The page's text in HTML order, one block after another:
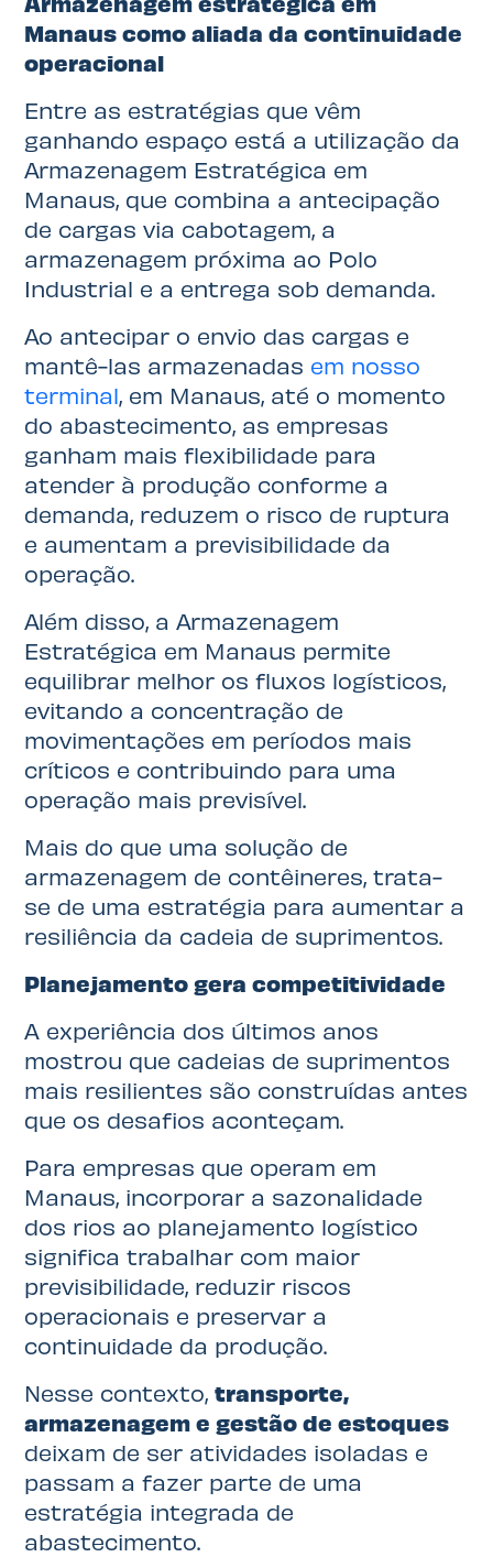
Manaus como aliada da continuidade
operacional
Entre as estratégias que vêm
ganhando espaço está a utilização da
Armazenagem Estratégica em
Manaus, que combina a antecipação
de cargas via cabotagem, a
armazenagem próxima ao Polo
Industrial e a entrega sob demanda.
Ao antecipar o envio das cargas e
mantê-las armazenadas em nosso
terminal, em Manaus, até o momento
do abastecimento, as empresas
ganham mais flexibilidade para
atender à produção conforme a
demanda, reduzem o risco de ruptura
e aumentam a previsibilidade da
operação.
Além disso, a Armazenagem
Estratégica em Manaus permite
equilibrar melhor os fluxos logísticos,
evitando a concentração de
movimentações em períodos mais
críticos e contribuindo para uma
operação mais previsível.
Mais do que uma solução de
armazenagem de contêineres, trata-
se de uma estratégia para aumentar a
resiliência da cadeia de suprimentos.
Planejamento gera competitividade
A experiência dos últimos anos
mostrou que cadeias de suprimentos
mais resilientes são construídas antes
que os desafios aconteçam.
Para empresas que operam em
Manaus, incorporar a sazonalidade
dos rios ao planejamento logístico
significa trabalhar com maior
previsibilidade, reduzir riscos
operacionais e preservar a
continuidade da produção.
Nesse contexto,transporte,
armazenagem e gestão de estoques
deixam de ser atividades isoladas e
passam a fazer parte de uma
estratégia integrada de
abastecimento.